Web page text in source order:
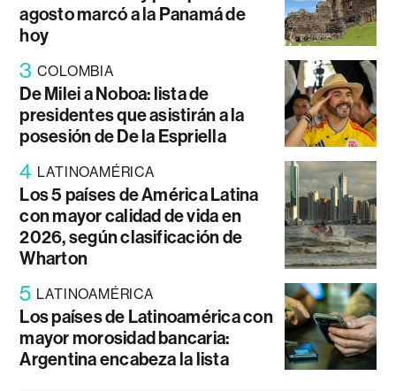
agosto marcó a la Panamá de
hoy
3 COLOMBIA
De Milei a Noboa: lista de
presidentes que asistirán a la
posesión de De la Espriella
4 LATINOAMÉRICA
Los 5 países de América Latina
con mayor calidad de vida en
2026, según clasificación de
Wharton
5 LATINOAMÉRICA
Los países de Latinoamérica con
mayor morosidad bancaria:
Argentina encabeza la lista